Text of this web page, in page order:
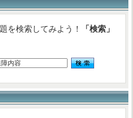
を検索してみよう！
「検索」